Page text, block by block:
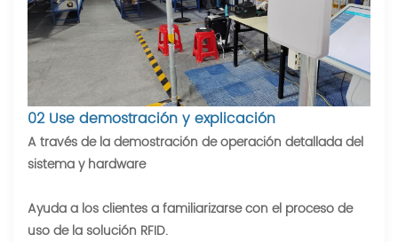
02 Use demostración y explicación
A través de la demostración de operación detallada del
sistema y hardware
Ayuda a los clientes a familiarizarse con el proceso de
uso de la solución RFID.